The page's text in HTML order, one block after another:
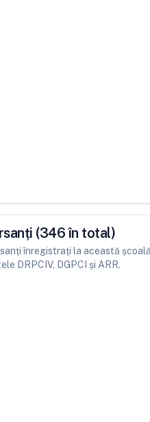
(346 în total)
înregistrați la această
DRPCIV, DGPCI și ARR.